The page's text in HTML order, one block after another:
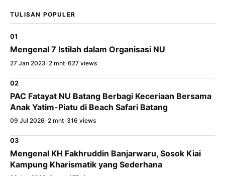
TULISAN POPULER
01
Mengenal 7 Istilah dalam Organisasi NU
27 Jan 2023 •2 mnt•627 views
02
PAC Fatayat NU Batang Berbagi Keceriaan Bersama
Anak Yatim-Piatu di Beach Safari Batang
09 Jul 2026 •2 mnt•316 views
03
Mengenal KH Fakhruddin Banjarwaru, Sosok Kiai
Kampung Kharismatik yang Sederhana
LinkedIn